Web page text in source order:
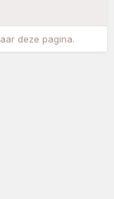
deze pagina.